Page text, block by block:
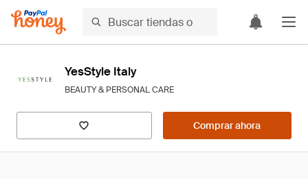
YesStyle Italy
BEAUTY & PERSONAL CARE
Comprar ahora